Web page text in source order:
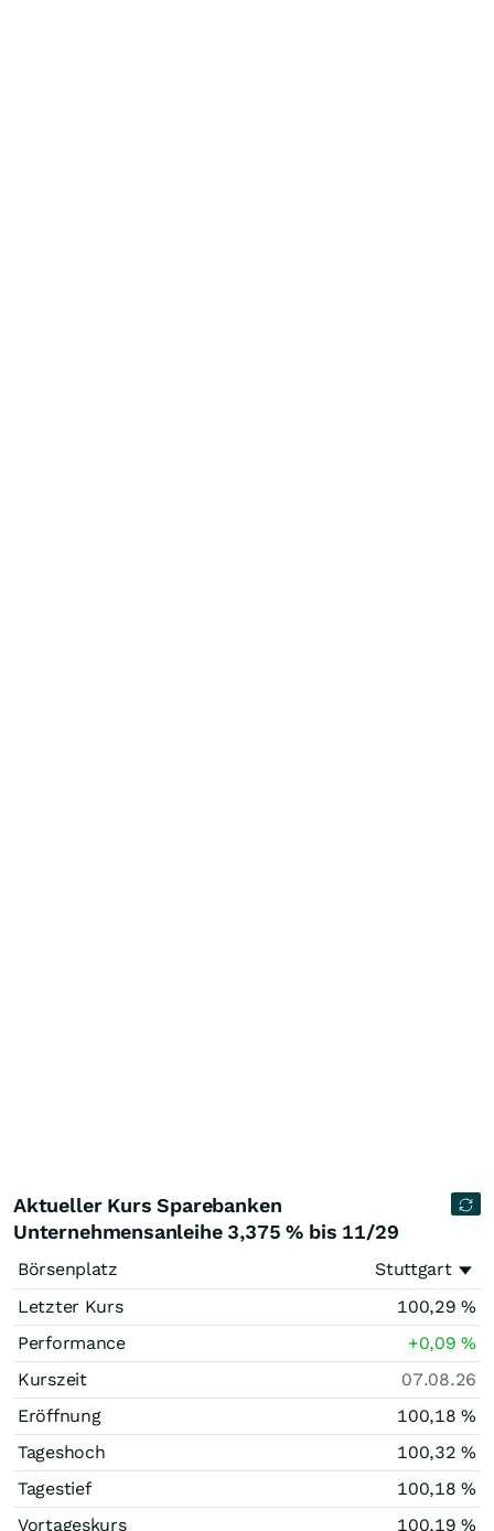
Aktueller Kurs Sparebanken
Unternehmensanleihe 3,375 % bis 11/29
Börsenplatz
Stuttgart
Letzter Kurs
100,29 %
Performance
+0,09%
Kurszeit
07.08.26
Eröffnung
100,18 %
Tageshoch
100,32 %
Tagestief
100,18 %
Vortageskurs
100,19%